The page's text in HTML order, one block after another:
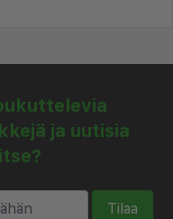
ja uutisia
Tilaa